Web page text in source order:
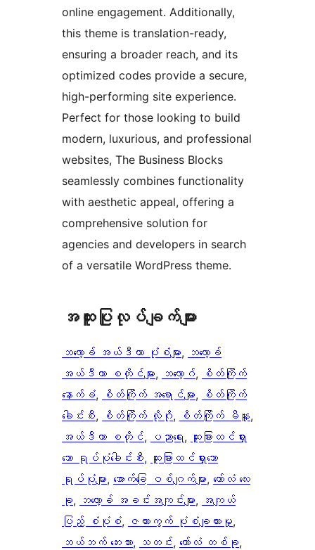
online engagement. Additionally,
this theme is translation-ready,
ensuring a broader reach, and its
optimized codes provide a secure,
high-performing site experience.
Perfect for those looking to build
modern, luxurious, and professional
websites, The Business Blocks
seamlessly combines functionality
with aesthetic appeal, offering a
comprehensive solution for
agencies and developers in search
of a versatile WordPress theme.
အ​ထူး​ပြု​လုပ်​ချက်​များ
ဘလော့ခ် အယ်ဒီတာ ပုံစံများ, ဘလော့ခ်
အယ်ဒီတာ စတိုင်များ, ဘလော့ဂ်,
စိတ်ကြိုက်
နောက်ခံ, စိတ်ကြိုက် အရောင်များ,
စိတ်ကြိုက်
ခေါင်းစီး, စိတ်ကြိုက် လိုဂို, စိတ်ကြိုက် မီနူး
အယ်ဒီတာ စတိုင်, ပညာရေး, ထူးခြားထင်ရှား
သော ရုပ်ပုံခေါင်းစီး, ထူးခြားထင်ရှားသော
ရုပ်ပုံများ, အောက်ခြေ ဝစ်ဂျက်များ, ကော်လံ လေး
ခု, ဘလော့ခ် အခင်းအကျင်းများ, အကျယ်
ပြည့် စံပုံစံ, ဇယားကွက် ပုံစံချထားမှု
ဘယ်ဘက် ဘေးဘား, သတင်း, ကော်လံ တစ်ခု